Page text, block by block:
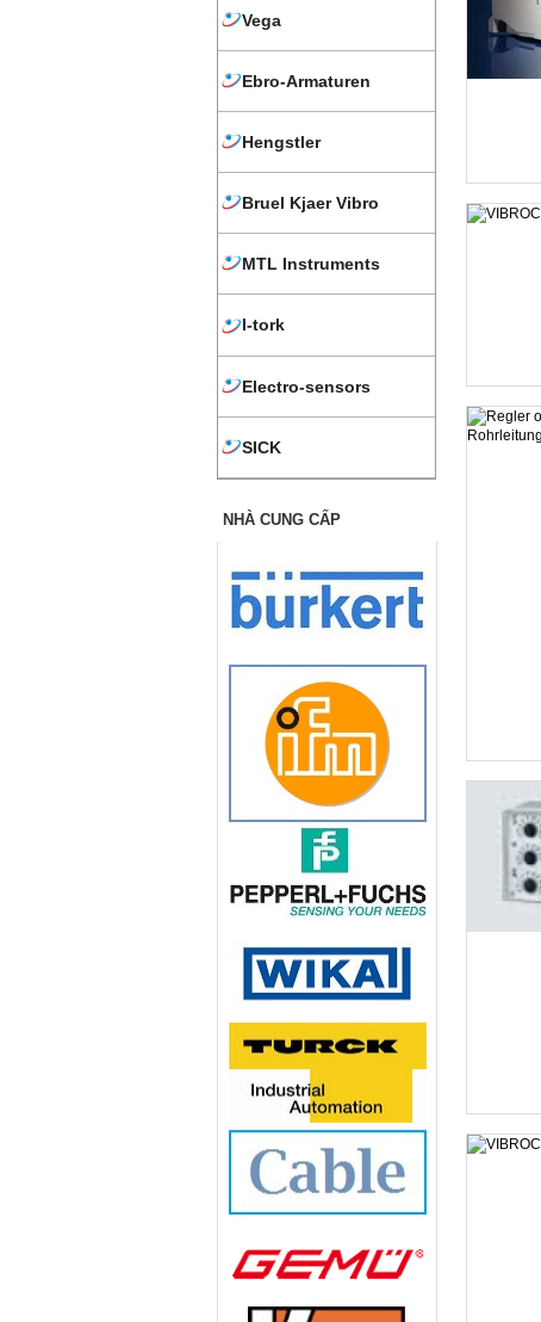
Vega
Ebro-Armaturen
Hengstler
Bruel Kjaer Vibro
MTL Instruments
I-tork
Electro-sensors
SICK
NHÀ CUNG CẤP